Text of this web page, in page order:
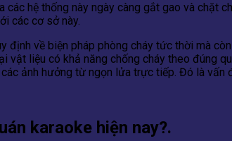
các hệ thống này ngày càng gắt gao và
các cơ sở này.
định về biện pháp phòng cháy tức thời mà
liệu có khả năng chống cháy theo đúng
ảnh hưởng từ ngọn lửa trực tiếp. Đó là
karaoke hiện nay?.